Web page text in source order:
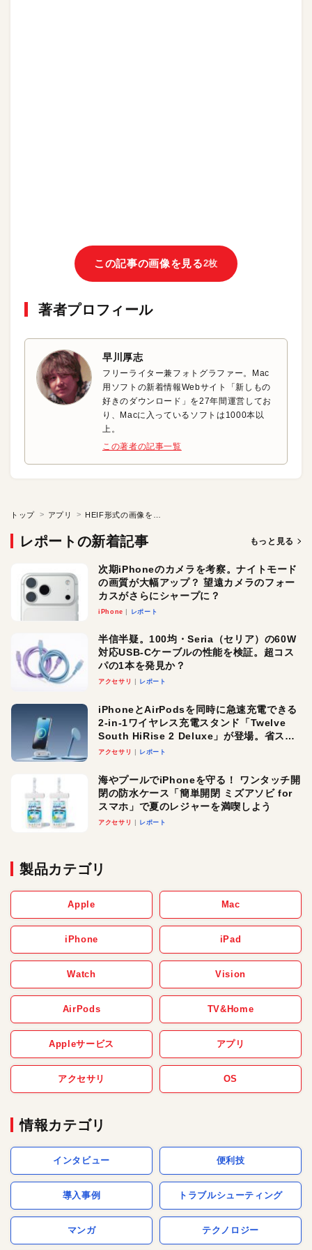
この記事の画像を見る2枚
著者プロフィール
早川厚志
フリーライター兼フォトグラファー。Mac
用ソフトの新着情報Webサイト「新しもの
好きのダウンロード」を27年間運営してお
り、Macに入っているソフトは1000本以
上。
この著者の記事一覧
トップ アプリ
レポートの新着記事 もっと見る
次期iPhoneのカメラを考察。ナイトモード
の画質が大幅アップ？ 望遠カメラのフォー
カスがさらにシャープに？
iPhone レポート
半信半疑。100均・Seria（セリア）の60W
対応USB-Cケーブルの性能を検証。超コス
パの1本を発見か？
アクセサリ レポート
iPhoneとAirPodsを同時に急速充電できる
2-in-1ワイヤレス充電スタンド「Twelve
South HiRise 2 Deluxe」が登場。省スペ
ースでおしゃれに充電したい人にオスス
アクセサリ レポート
海やプールでiPhoneを守る！ ワンタッチ開
閉の防水ケース「簡単開閉 ミズアソビ for
スマホ」で夏のレジャーを満喫しよう
アクセサリ レポート
製品カテゴリ
Apple Mac
iPhone iPad
Watch Vision
AirPods TV&Home
Appleサービス アプリ
アクセサリ OS
情報カテゴリ
インタビュー 便利技
導入事例 トラブルシューティング
マンガ テクノロジー